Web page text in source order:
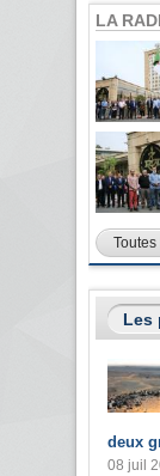
LA
Les
deux
08 juil